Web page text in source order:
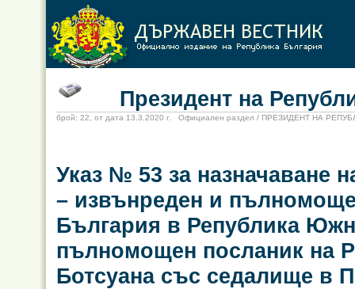
Президент на
брой: 22, от дата 13.3.2020 г. Официален раздел / ПРЕЗИДЕНТ НА
Указ № 53 за назначаване
– извънреден и
България в Република
пълномощен посланик на
Ботсуана със седалище в